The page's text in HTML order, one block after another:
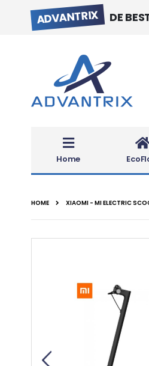
ADVANTRIX DE
Home
HOME XIAOMI - MI ELECTRIC